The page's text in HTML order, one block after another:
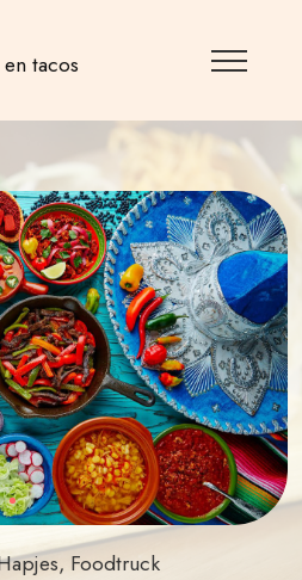
tacos
Foodtruck